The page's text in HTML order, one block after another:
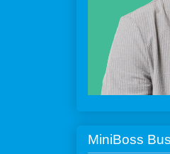
MiniBoss